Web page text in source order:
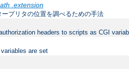
.extension
プリタの位置を調べるための手法
headers to scripts as CGI
are set